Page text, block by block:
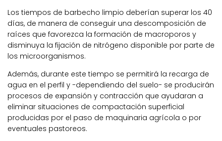
Los tiempos de barbecho limpio deberían superar los 40
días, de manera de conseguir una descomposición de
raíces que favorezca la formación de macroporos y
disminuya la fijación de nitrógeno disponible por parte de
los microorganismos.
Además, durante este tiempo se permitirá la recarga de
agua en el perfil y -dependiendo del suelo- se producirán
procesos de expansión y contracción que ayudaran a
eliminar situaciones de compactación superficial
producidas por el paso de maquinaria agrícola o por
eventuales pastoreos.